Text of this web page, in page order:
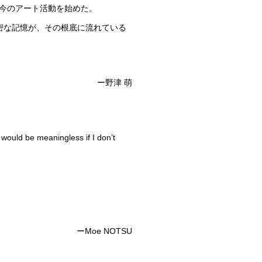
アート活動を始めた。
記憶が、その根底に流れている
ー野津 萌
be meaningless if I don’t
ーMoe NOTSU